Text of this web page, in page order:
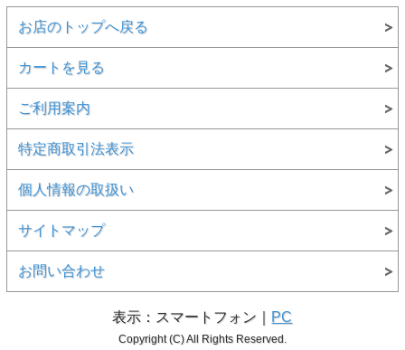
お店のトップへ戻る
カートを見る
ご利用案内
特定商取引法表示
個人情報の取扱い
サイトマップ
お問い合わせ
表示：スマートフォン｜ PC
Copyright (C) All Rights Reserved.